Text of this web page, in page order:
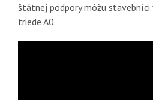
štátnej podpory môžu stavebníci
triede A0.